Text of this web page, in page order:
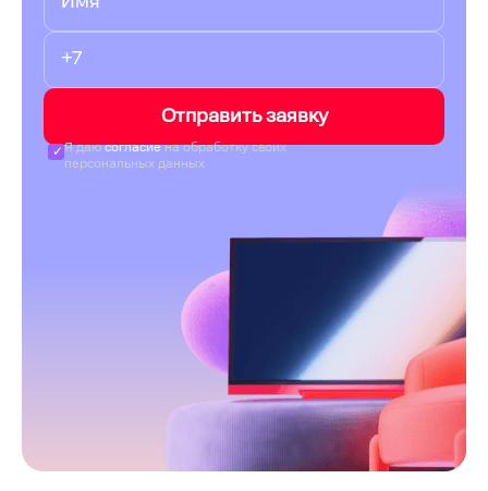
Отправить заявку
Я даюсогласиена обработку своих
персональных данных